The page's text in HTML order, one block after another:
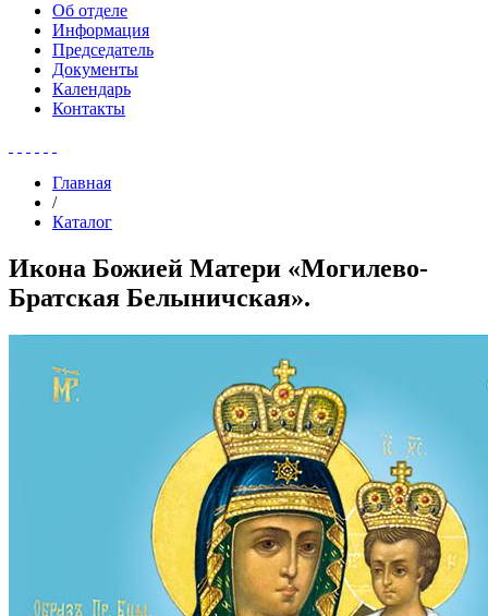
Об отделе
Информация
Председатель
Документы
Календарь
Контакты
Главная
/
Каталог
Икона Божией Матери «Могилево-
Братская Белыничская».